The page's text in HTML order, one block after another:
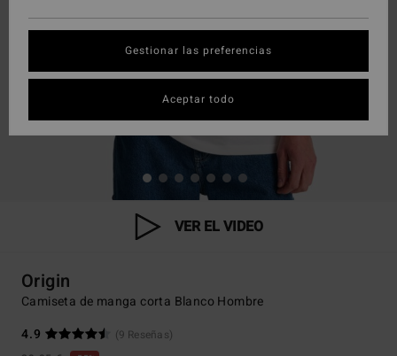
VER EL VIDEO
Origin
Camiseta de manga corta Blanco Hombre
4.9
(9 Reseñas)
Gestionar las preferencias
Aceptar todo